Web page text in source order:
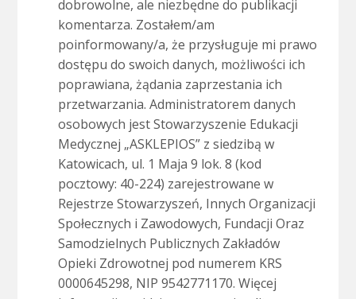
dobrowolne, ale niezbędne do publikacji
komentarza. Zostałem/am
poinformowany/a, że przysługuje mi prawo
dostępu do swoich danych, możliwości ich
poprawiana, żądania zaprzestania ich
przetwarzania. Administratorem danych
osobowych jest Stowarzyszenie Edukacji
Medycznej „ASKLEPIOS” z siedzibą w
Katowicach, ul. 1 Maja 9 lok. 8 (kod
pocztowy: 40-224) zarejestrowane w
Rejestrze Stowarzyszeń, Innych Organizacji
Społecznych i Zawodowych, Fundacji Oraz
Samodzielnych Publicznych Zakładów
Opieki Zdrowotnej pod numerem KRS
0000645298, NIP 9542771170. Więcej